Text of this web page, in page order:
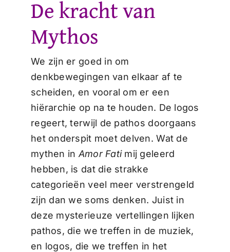
De kracht van
Mythos
We zijn er goed in om
denkbewegingen van elkaar af te
scheiden, en vooral om er een
hiërarchie op na te houden. De logos
regeert, terwijl de pathos doorgaans
het onderspit moet delven. Wat de
mythen in Amor Fatimij geleerd
hebben, is dat die strakke
categorieën veel meer verstrengeld
zijn dan we soms denken. Juist in
deze mysterieuze vertellingen lijken
pathos, die we treffen in de muziek,
en logos, die we treffen in het